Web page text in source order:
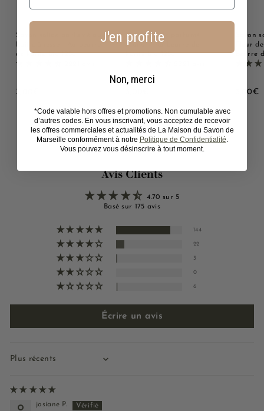
Savon solide parfumé au
de karité bio 125g
3,00€
0
0
€
Savon solide parfumé
Monoï - Au beurre de
karité bio 125g
0
0
€
Savon
Fleur
beurre
3,00€3
Avis Clients
4.70 sur 5
Basé sur 175 avis
144
22
3
0
6
Écrire un avis
Sort by
josiane P.
J'en profite
Non, merci
*Code valable hors offres et promotions. Non cumulable avec
d’autres codes. En vous inscrivant, vous acceptez de recevoir
les offres commerciales et actualités de La Maison du Savon de
Marseille conformément à notre Politique de Confidentialité.
Vous pouvez vous désinscrire à tout moment.